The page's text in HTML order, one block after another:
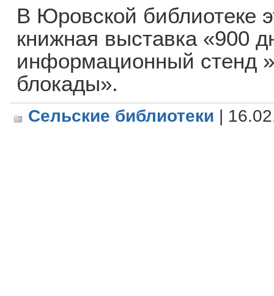
В Юровской библиотеке
книжная выставка «900
информационный стенд
блокады».
Сельские библиотеки |